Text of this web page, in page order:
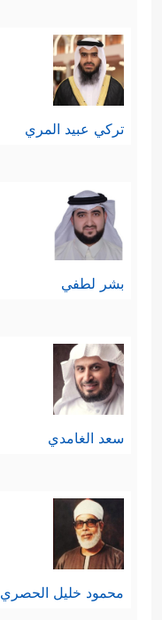
تركي عبيد المري
بشر لطفي
سعد الغامدي
محمود خليل الحصري